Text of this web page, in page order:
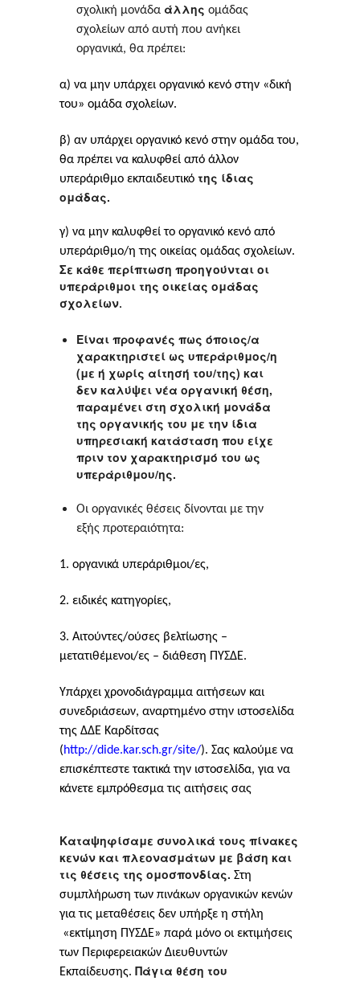
σχολική μονάδα άλλης ομάδας
σχολείων από αυτή που ανήκει
οργανικά, θα πρέπει:
α) να μην υπάρχει οργανικό κενό στην «δική
του» ομάδα σχολείων.
β) αν υπάρχει οργανικό κενό στην ομάδα του,
θα πρέπει να καλυφθεί από άλλον
υπεράριθμο εκπαιδευτικό της ίδιας
ομάδας.
γ) να μην καλυφθεί το οργανικό κενό από
υπεράριθμο/η της οικείας ομάδας σχολείων.
Σε κάθε περίπτωση προηγούνται οι
υπεράριθμοι της οικείας ομάδας
σχολείων.
Είναι προφανές πως όποιος/α
χαρακτηριστεί ως υπεράριθμος/η
(με ή χωρίς αίτησή του/της) και
δεν καλύψει νέα οργανική θέση,
παραμένει στη σχολική μονάδα
της οργανικής του με την ίδια
υπηρεσιακή κατάσταση που είχε
πριν τον χαρακτηρισμό του ως
υπεράριθμου/ης.
Οι οργανικές θέσεις δίνονται με την
εξής προτεραιότητα:
1. οργανικά υπεράριθμοι/ες,
2. ειδικές κατηγορίες,
3. Αιτούντες/ούσες βελτίωσης –
μετατιθέμενοι/ες – διάθεση ΠΥΣΔΕ.
Υπάρχει χρονοδιάγραμμα αιτήσεων και
συνεδριάσεων, αναρτημένο στην ιστοσελίδα
της ΔΔΕ Καρδίτσας
(http://dide.kar.sch.gr/site/). Σας καλούμε να
επισκέπτεστε τακτικά την ιστοσελίδα, για να
κάνετε εμπρόθεσμα τις αιτήσεις σας
Καταψηφίσαμε συνολικά τους πίνακες
κενών και πλεονασμάτων με βάση και
τις θέσεις της ομοσπονδίας. Στη
συμπλήρωση των πινάκων οργανικών κενών
για τις μεταθέσεις δεν υπήρξε η στήλη
«εκτίμηση ΠΥΣΔΕ» παρά μόνο οι εκτιμήσεις
των Περιφερειακών Διευθυντών
Εκπαίδευσης. Πάγια θέση του